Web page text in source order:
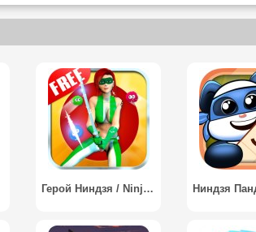
Герой Ниндзя / Ninja Hero